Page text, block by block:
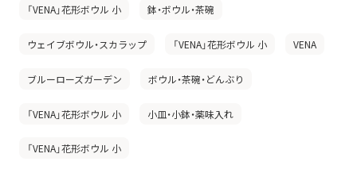
「VENA」花形ボウル 小 鉢・ボウル・茶碗
ウェイブボウル・スカラップ 「VENA」花形ボウル 小 VENA
ブルーローズガーデン ボウル・茶碗・どんぶり
「VENA」花形ボウル 小 小皿・小鉢・薬味入れ
「VENA」花形ボウル 小